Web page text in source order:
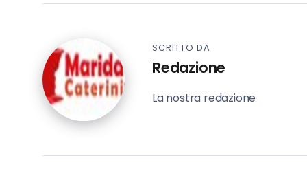
SCRITTO DA
Redazione
La nostra redazione